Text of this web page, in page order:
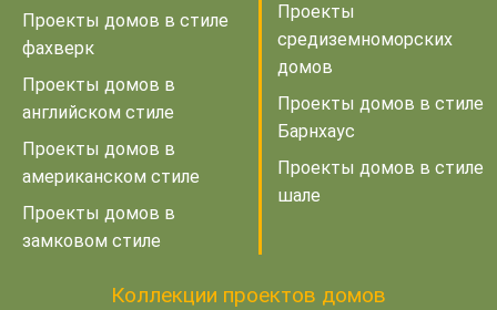
Проекты домов в стиле
фахверк
Проекты домов в
английском стиле
Проекты домов в
американском стиле
Проекты домов в
замковом стиле
Проекты
средиземноморских
домов
Проекты домов в стиле
Барнхаус
Проекты домов в стиле
шале
Коллекции проектов домов